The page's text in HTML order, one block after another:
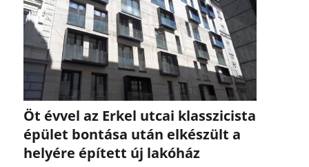
Öt évvel az Erkel utcai klasszicista
épület bontása után elkészült a
helyére épített új lakóház